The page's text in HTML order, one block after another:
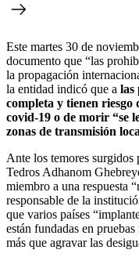
Este martes 30 de
documento que “las
la propagación
la entidad indicó que a las
completa y tienen
covid-19 o de morir “se
zonas de transmisión
Ante los temores
Tedros Adhanom
miembro a una respuesta
responsable de la
que varios países
están fundadas en
más que agravar las